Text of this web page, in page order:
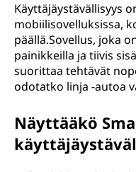
Käyttäjäystävällisyys
mobiilisovelluksissa,
päällä.Sovellus, joka
painikkeilla ja tiivis
suorittaa tehtävät
odotatko linja -autoa
Näyttääkö